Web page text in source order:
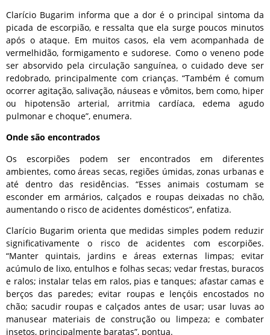
Clarício Bugarim informa que a dor é o principal sintoma da
picada de escorpião, e ressalta que ela surge poucos minutos
após o ataque. Em muitos casos, ela vem acompanhada de
vermelhidão, formigamento e sudorese. Como o veneno pode
ser absorvido pela circulação sanguínea, o cuidado deve ser
redobrado, principalmente com crianças. “Também é comum
ocorrer agitação, salivação, náuseas e vômitos, bem como, hiper
ou hipotensão arterial, arritmia cardíaca, edema agudo
pulmonar e choque”, enumera.
Onde são encontrados
Os escorpiões podem ser encontrados em diferentes
ambientes, como áreas secas, regiões úmidas, zonas urbanas e
até dentro das residências. “Esses animais costumam se
esconder em armários, calçados e roupas deixadas no chão,
aumentando o risco de acidentes domésticos”, enfatiza.
Clarício Bugarim orienta que medidas simples podem reduzir
significativamente o risco de acidentes com escorpiões.
“Manter quintais, jardins e áreas externas limpas; evitar
acúmulo de lixo, entulhos e folhas secas; vedar frestas, buracos
e ralos; instalar telas em ralos, pias e tanques; afastar camas e
berços das paredes; evitar roupas e lençóis encostados no
chão; sacudir roupas e calçados antes de usar; usar luvas ao
manusear materiais de construção ou limpeza; e combater
insetos, principalmente baratas”, pontua.